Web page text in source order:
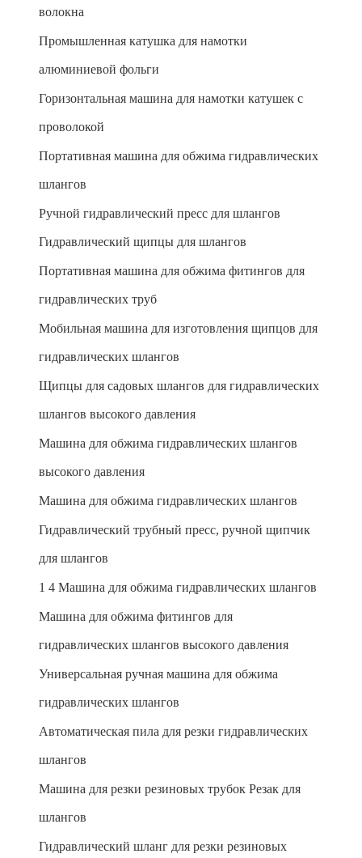
волокна
Промышленная катушка для намотки
алюминиевой фольги
Горизонтальная машина для намотки катушек с
проволокой
Портативная машина для обжима гидравлических
шлангов
Ручной гидравлический пресс для шлангов
Гидравлический щипцы для шлангов
Портативная машина для обжима фитингов для
гидравлических труб
Мобильная машина для изготовления щипцов для
гидравлических шлангов
Щипцы для садовых шлангов для гидравлических
шлангов высокого давления
Машина для обжима гидравлических шлангов
высокого давления
Машина для обжима гидравлических шлангов
Гидравлический трубный пресс, ручной щипчик
для шлангов
1 4 Машина для обжима гидравлических шлангов
Машина для обжима фитингов для
гидравлических шлангов высокого давления
Универсальная ручная машина для обжима
гидравлических шлангов
Автоматическая пила для резки гидравлических
шлангов
Машина для резки резиновых трубок Резак для
шлангов
Гидравлический шланг для резки резиновых